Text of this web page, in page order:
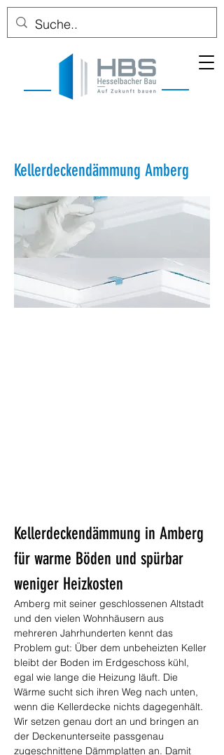
Kellerdeckendämmung Amberg
Kellerdeckendämmung in Amberg
für warme Böden und spürbar
weniger Heizkosten
Amberg mit seiner geschlossenen Altstadt
und den vielen Wohnhäusern aus
mehreren Jahrhunderten kennt das
Problem gut: Über dem unbeheizten Keller
bleibt der Boden im Erdgeschoss kühl,
egal wie lange die Heizung läuft. Die
Wärme sucht sich ihren Weg nach unten,
wenn die Kellerdecke nichts dagegenhält.
Wir setzen genau dort an und bringen an
der Deckenunterseite passgenau
zugeschnittene Dämmplatten an. Damit